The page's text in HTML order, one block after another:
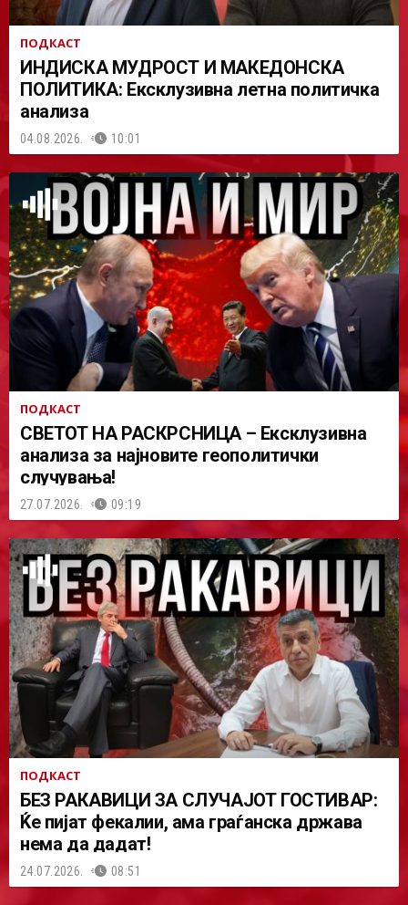
ПОДКАСТ
ИНДИСКА МУДРОСТ И МАКЕДОНСКА
ПОЛИТИКА: Ексклузивна летна политичка
анализа
04.08.2026. 10:01
ПОДКАСТ
СВЕТОТ НА РАСКРСНИЦА – Ексклузивна
анализа за најновите геополитички
случувања!
27.07.2026. 09:19
ПОДКАСТ
БЕЗ РАКАВИЦИ ЗА СЛУЧАЈОТ ГОСТИВАР:
Ќе пијат фекалии, ама граѓанска држава
нема да дадат!
24.07.2026. 08:51